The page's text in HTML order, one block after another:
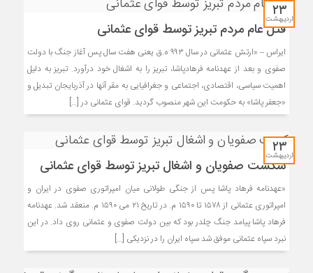
۲۳
اردیبهشت
قتل عام مردم تبریز توسط قوای عثمانی
ایراس – «ارتش عثمانی در سال ۹۹۳ ه.ق یعنی هفت سال پس آغاز جنگ با دولت
صفوی و بعد از عهدنامه فرهادپاشا، تبریز را به اشغال خود درآورد. تبریز به دلیل
اهمیت سیاسی، اقتصادی، اجتماعی و جغرافیایی به مقر آنها در آذربایجان تبدیل و
«جعفر پاشا» به حکومت این شهر منصوب گردید. قوای عثمانی در […]
۲۳
اردیبهشت
شکست صفویان و اشغال تبریز توسط قوای عثمانی
«عهدنامه فرهاد پاشا پس از جنگی طولانی میان امپراتوری صفوی در ایران و
امپراتوری عثمانی از ۱۵۷۸ تا ۱۵۹۰ م. در تاریخ ۲۱ می ۱۵۹۰ م. منعقد شد. عهدنامه
فرهاد پاشا پیامد جنگ چلدر بود که بین دولت صفوی و عثمانی روی داد. در این
نبرد سپاه عثمانی موفق شد سپاه ایران را در نزدیکی […]